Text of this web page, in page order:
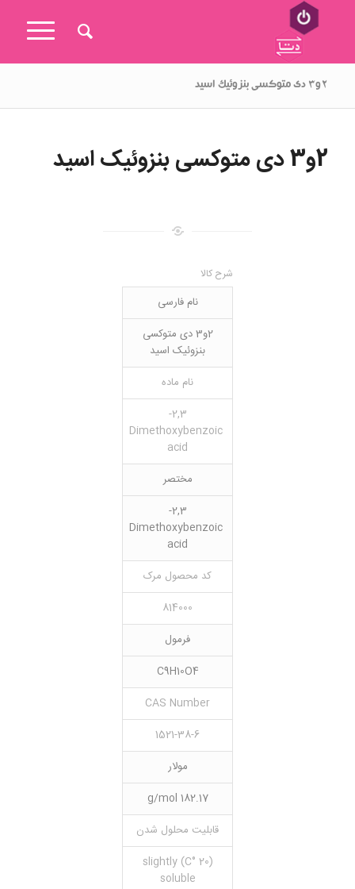
۲و۳ دی متوکسی بنزوئیک اسید
2و3 دی متوکسی بنزوئیک اسید
شرح کالا
نام فارسی
2و3 دی متوکسی
بنزوئیک اسید
نام ماده
2,3-
Dimethoxybenzoic
acid
مختصر
2,3-
Dimethoxybenzoic
acid
کد محصول مرک
814000
فرمول
C9H10O4
CAS Number
1521-38-6
مولار
182.17 g/mol
قابلیت محلول شدن
(20 °C) slightly
soluble